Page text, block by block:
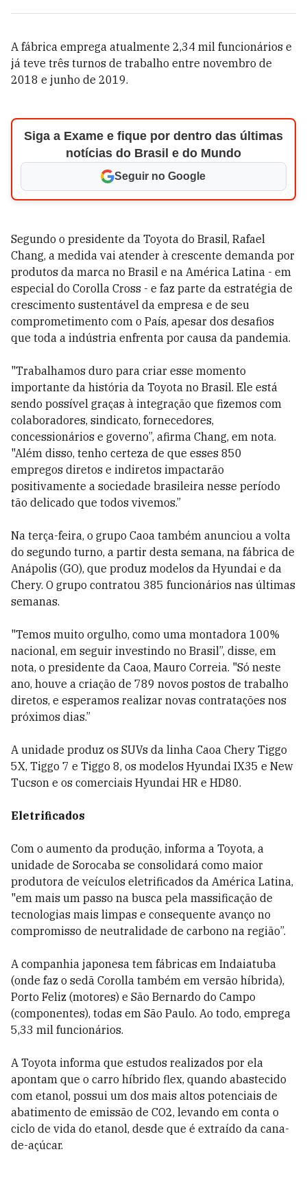
A fábrica emprega atualmente 2,34 mil funcionários e
já teve três turnos de trabalho entre novembro de
2018 e junho de 2019.
Siga a Exame e fique por dentro das últimas
notícias do Brasil e do Mundo
Seguir no Google
Segundo o presidente da Toyota do Brasil, Rafael
Chang, a medida vai atender à crescente demanda por
produtos da marca no Brasil e na América Latina - em
especial do Corolla Cross - e faz parte da estratégia de
crescimento sustentável da empresa e de seu
comprometimento com o País, apesar dos desafios
que toda a indústria enfrenta por causa da pandemia.
"Trabalhamos duro para criar esse momento
importante da história da Toyota no Brasil. Ele está
sendo possível graças à integração que fizemos com
colaboradores, sindicato, fornecedores,
concessionários e governo”, afirma Chang, em nota.
"Além disso, tenho certeza de que esses 850
empregos diretos e indiretos impactarão
positivamente a sociedade brasileira nesse período
tão delicado que todos vivemos.”
Na terça-feira, o grupo Caoa também anunciou a volta
do segundo turno, a partir desta semana, na fábrica de
Anápolis (GO), que produz modelos da Hyundai e da
Chery. O grupo contratou 385 funcionários nas últimas
semanas.
"Temos muito orgulho, como uma montadora 100%
nacional, em seguir investindo no Brasil”, disse, em
nota, o presidente da Caoa, Mauro Correia. "Só neste
ano, houve a criação de 789 novos postos de trabalho
diretos, e esperamos realizar novas contratações nos
próximos dias.”
A unidade produz os SUVs da linha Caoa Chery Tiggo
5X, Tiggo 7 e Tiggo 8, os modelos Hyundai IX35 e New
Tucson e os comerciais Hyundai HR e HD80.
Eletrificados
Com o aumento da produção, informa a Toyota, a
unidade de Sorocaba se consolidará como maior
produtora de veículos eletrificados da América Latina,
"em mais um passo na busca pela massificação de
tecnologias mais limpas e consequente avanço no
compromisso de neutralidade de carbono na região”.
A companhia japonesa tem fábricas em Indaiatuba
(onde faz o sedã Corolla também em versão híbrida),
Porto Feliz (motores) e São Bernardo do Campo
(componentes), todas em São Paulo. Ao todo, emprega
5,33 mil funcionários.
A Toyota informa que estudos realizados por ela
apontam que o carro híbrido flex, quando abastecido
com etanol, possui um dos mais altos potenciais de
abatimento de emissão de CO2, levando em conta o
ciclo de vida do etanol, desde que é extraído da cana-
de-açúcar.